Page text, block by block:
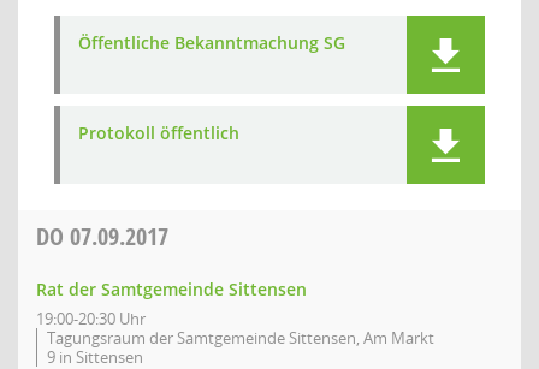
Öffentliche Bekanntmachung SG
Protokoll öffentlich
DO 07.09.2017
Rat der Samtgemeinde Sittensen
19:00-20:30 Uhr
Tagungsraum der Samtgemeinde Sittensen, Am Markt
9 in Sittensen